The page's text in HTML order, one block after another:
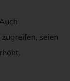
seien